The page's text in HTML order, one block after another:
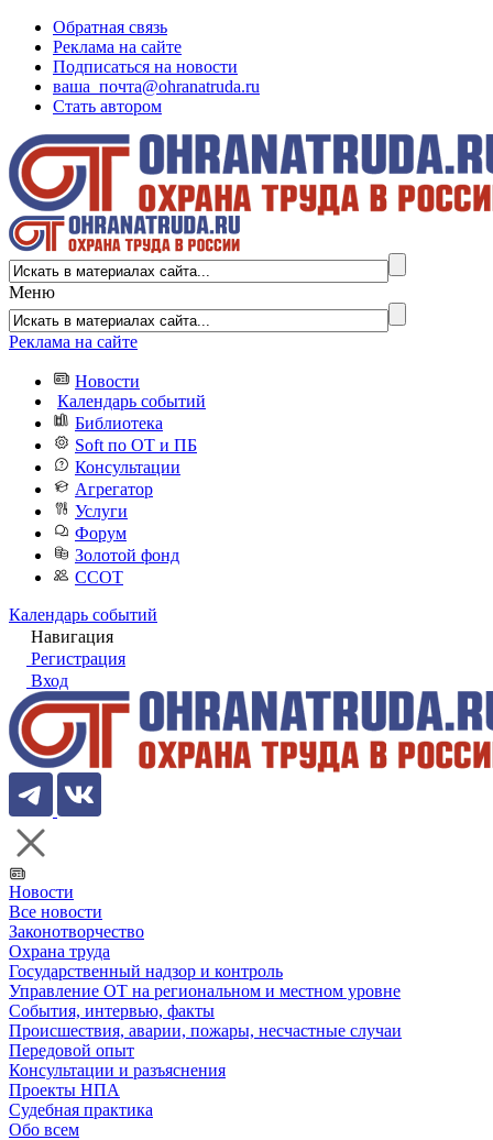
Обратная связь
Реклама на сайте
Подписаться на новости
ваша_почта@ohranatruda.ru
Стать автором
Меню
Реклама на сайте
Новости
Календарь событий
Библиотека
Soft по ОТ и ПБ
Консультации
Агрегатор
Услуги
Форум
Золотой фонд
ССОТ
Календарь событий
Навигация
Регистрация
Вход
Новости
Все новости
Законотворчество
Охрана труда
Государственный надзор и контроль
Управление ОТ на региональном и местном уровне
События, интервью, факты
Происшествия, аварии, пожары, несчастные случаи
Передовой опыт
Консультации и разъяснения
Проекты НПА
Судебная практика
Обо всем